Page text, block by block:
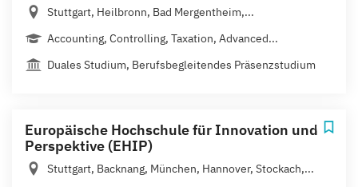
Stuttgart, Heilbronn, Bad Mergentheim,...
Accounting, Controlling, Taxation, Advanced...
Duales Studium, Berufsbegleitendes Präsenzstudium
Europäische Hochschule für Innovation und
Perspektive (EHIP)
Stuttgart, Backnang, München, Hannover, Stockach,...